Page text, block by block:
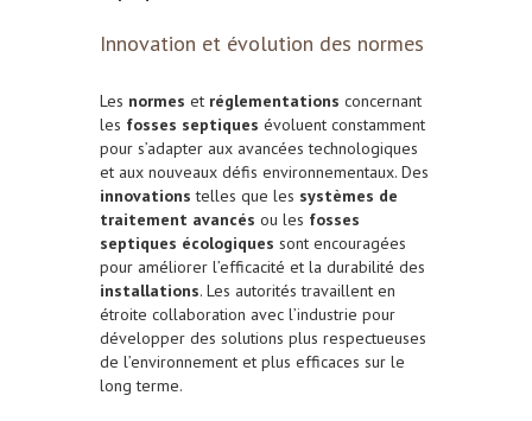
Innovation et évolution des normes
Les normes et réglementations concernant
les fosses septiques évoluent constamment
pour s’adapter aux avancées technologiques
et aux nouveaux défis environnementaux. Des
innovations telles que les systèmes de
traitement avancés ou les fosses
septiques écologiques sont encouragées
pour améliorer l’efficacité et la durabilité des
installations. Les autorités travaillent en
étroite collaboration avec l’industrie pour
développer des solutions plus respectueuses
de l’environnement et plus efficaces sur le
long terme.